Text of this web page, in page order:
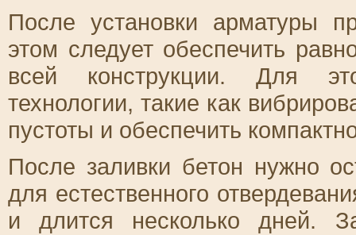
После установки арматуры
этом следует обеспечить
всей конструкции. Для
технологии, такие как
пустоты и обеспечить
После заливки бетон нужно
для естественного
и длится несколько дней.